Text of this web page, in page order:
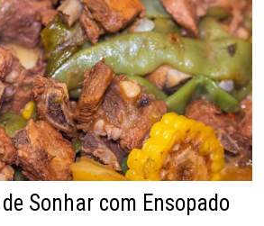
Sonhar com Ensopado